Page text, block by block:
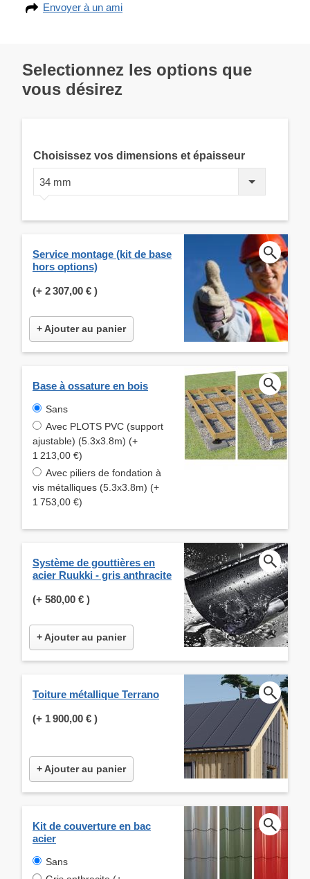
Envoyer à un ami
Selectionnez les options que
vous désirez
Choisissez vos dimensions et épaisseur
34 mm
Service montage (kit de base
hors options)
(+ 2 307,00 € )
+ Ajouter au panier
Base à ossature en bois
Sans
Avec PLOTS PVC (support
ajustable) (5.3x3.8m) (+
1 213,00 €)
Avec piliers de fondation à
vis métalliques (5.3x3.8m) (+
1 753,00 €)
Système de gouttières en
acier Ruukki - gris anthracite
(+ 580,00 € )
+ Ajouter au panier
Toiture métallique Terrano
(+ 1 900,00 € )
+ Ajouter au panier
Kit de couverture en bac
acier
Sans